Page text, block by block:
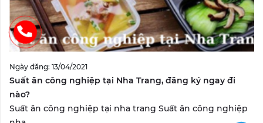
Ngày đăng: 13/04/2021
Suất ăn công nghiệp tại Nha Trang, đăng ký ngay đi
nào?
Suất ăn công nghiệp tại nha trang Suất ăn công nghiệp